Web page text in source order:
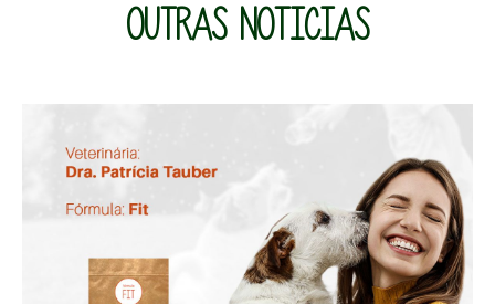
OUTRAS NOTICIAS
MAIS